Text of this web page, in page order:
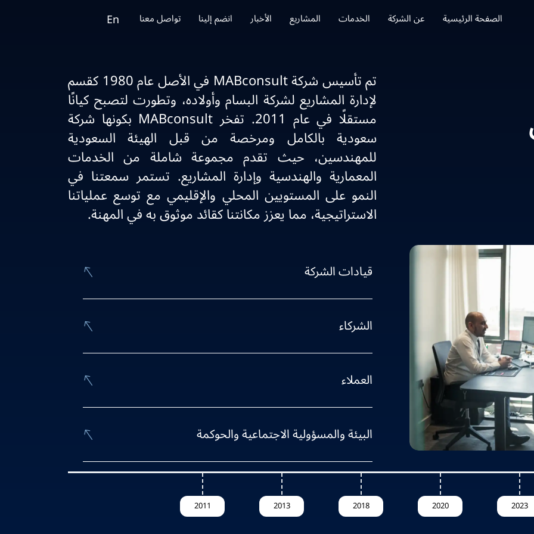
الصفحة الرئيسية عن الشركة الخدمات المشاريع الأخبار‎ انضم إلينا تواصل معنا En
تم تأسيس شركة MABconsult في الأصل عام 1980 كقسم
لإدارة المشاريع لشركة البسام وأولاده، وتطورت لتصبح كيانًا
مستقلًا في عام 2011. تفخر MABconsult بكونها شركة
سعودية بالكامل ومرخصة من قبل الهيئة السعودية
للمهندسين، حيث تقدم مجموعة شاملة من الخدمات
المعمارية والهندسية وإدارة المشاريع. تستمر سمعتنا في
النمو على المستويين المحلي والإقليمي مع توسع عملياتنا
الاستراتيجية، مما يعزز مكانتنا كقائد موثوق به في المهنة.
قيادات الشركة
الشركاء
العملاء
البيئة والمسؤولية الاجتماعية والحوكمة
2011 2013 2018 2020 2023